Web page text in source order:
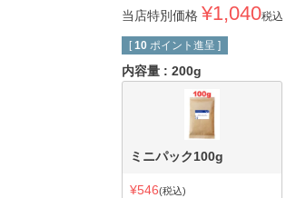
当店特別価格 ¥1,040税込
[ 10 ポイント進呈 ]
内容量 200g
ミニパック100g
¥546 税込